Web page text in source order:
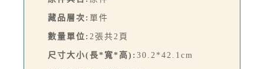
藏品層次: 單件
數量單位: 2張共2頁
尺寸大小(長*寬*高): 30.2*42.1cm